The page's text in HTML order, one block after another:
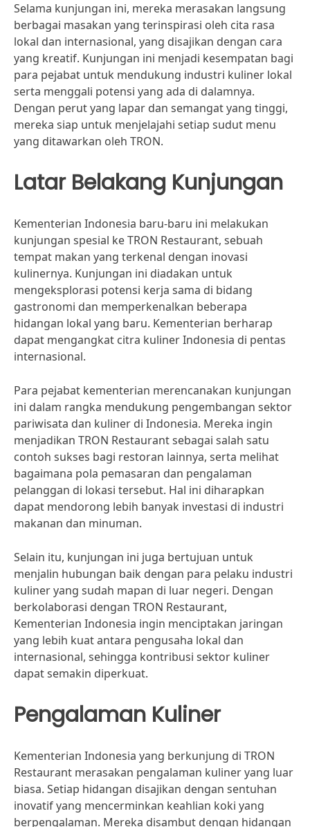
Selama kunjungan ini, mereka merasakan langsung
berbagai masakan yang terinspirasi oleh cita rasa
lokal dan internasional, yang disajikan dengan cara
yang kreatif. Kunjungan ini menjadi kesempatan bagi
para pejabat untuk mendukung industri kuliner lokal
serta menggali potensi yang ada di dalamnya.
Dengan perut yang lapar dan semangat yang tinggi,
mereka siap untuk menjelajahi setiap sudut menu
yang ditawarkan oleh TRON.
Latar Belakang Kunjungan
Kementerian Indonesia baru-baru ini melakukan
kunjungan spesial ke TRON Restaurant, sebuah
tempat makan yang terkenal dengan inovasi
kulinernya. Kunjungan ini diadakan untuk
mengeksplorasi potensi kerja sama di bidang
gastronomi dan memperkenalkan beberapa
hidangan lokal yang baru. Kementerian berharap
dapat mengangkat citra kuliner Indonesia di pentas
internasional.
Para pejabat kementerian merencanakan kunjungan
ini dalam rangka mendukung pengembangan sektor
pariwisata dan kuliner di Indonesia. Mereka ingin
menjadikan TRON Restaurant sebagai salah satu
contoh sukses bagi restoran lainnya, serta melihat
bagaimana pola pemasaran dan pengalaman
pelanggan di lokasi tersebut. Hal ini diharapkan
dapat mendorong lebih banyak investasi di industri
makanan dan minuman.
Selain itu, kunjungan ini juga bertujuan untuk
menjalin hubungan baik dengan para pelaku industri
kuliner yang sudah mapan di luar negeri. Dengan
berkolaborasi dengan TRON Restaurant,
Kementerian Indonesia ingin menciptakan jaringan
yang lebih kuat antara pengusaha lokal dan
internasional, sehingga kontribusi sektor kuliner
dapat semakin diperkuat.
Pengalaman Kuliner
Kementerian Indonesia yang berkunjung di TRON
Restaurant merasakan pengalaman kuliner yang luar
biasa. Setiap hidangan disajikan dengan sentuhan
inovatif yang mencerminkan keahlian koki yang
berpengalaman. Mereka disambut dengan hidangan